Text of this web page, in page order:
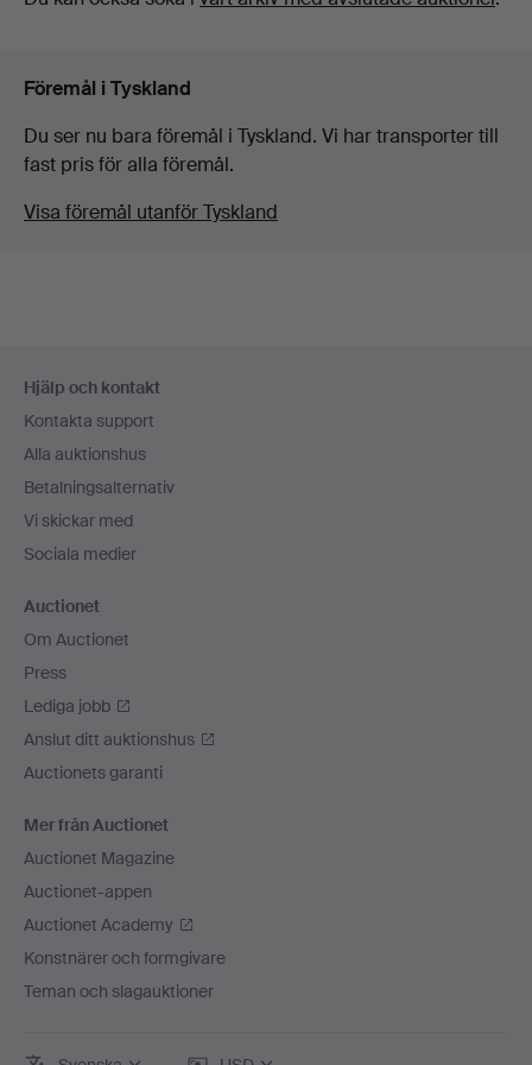
Föremål i Tyskland
Du ser nu bara föremål i Tyskland. Vi har transporter till
fast pris för alla föremål.
Visa föremål utanför Tyskland
Hjälp och kontakt
Kontakta support
Alla auktionshus
Betalningsalternativ
Vi skickar med
Sociala medier
Auctionet
Om Auctionet
Press
Lediga jobb
Anslut ditt auktionshus
Auctionets garanti
Mer från Auctionet
Auctionet Magazine
Auctionet-appen
Auctionet Academy
Konstnärer och formgivare
Teman och slagauktioner